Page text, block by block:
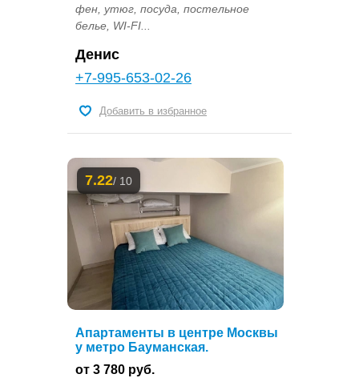
фен, утюг, посуда, постельное
белье, WI-FI...
Денис
+7-995-653-02-26
Добавить в избранное
7.22/ 10
Апартаменты в центре Москвы
у метро Бауманская.
от 3 780 руб.